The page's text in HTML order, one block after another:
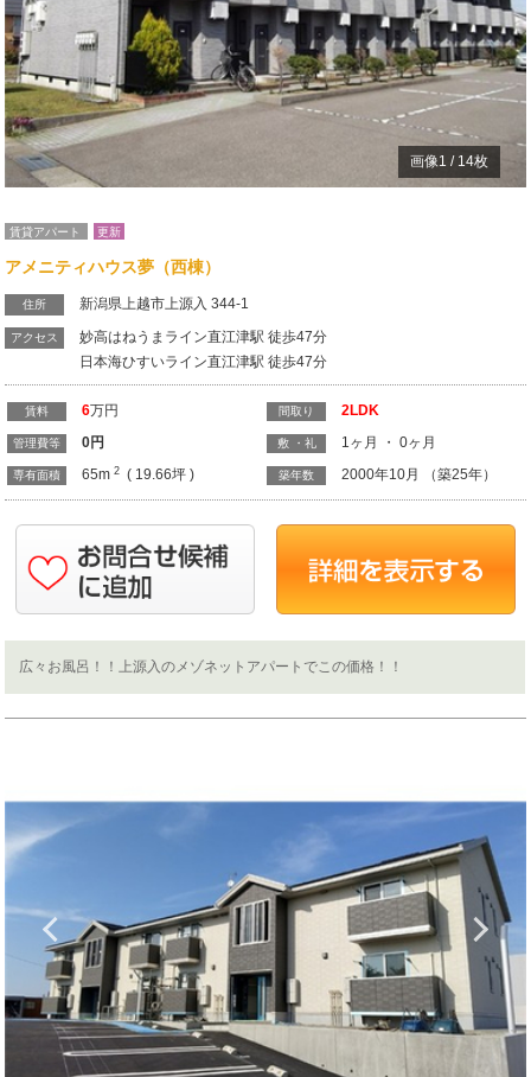
画像1 / 14枚
賃貸アパート 更新
アメニティハウス夢（西棟）
住所 新潟県上越市上源入 344-1
アクセス
妙高はねうまライン直江津駅 徒歩47分
日本海ひすいライン直江津駅 徒歩47分
賃料 6万円
管理費等 0円
専有面積 65m 2( 19.66坪 )
間取り 2LDK
敷 ・礼 1ヶ月 ・ 0ヶ月
築年数 2000年10月 （築25年）
広々お風呂！！上源入のメゾネットアパートでこの価格！！
Previous